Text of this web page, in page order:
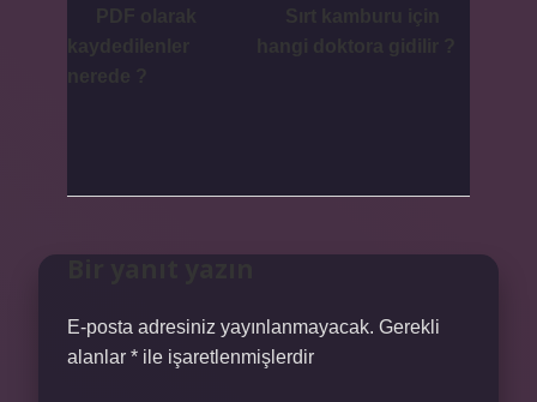
E-posta adresiniz yayınlanmayacak. Gerekli
alanlar * ile işaretlenmişlerdir